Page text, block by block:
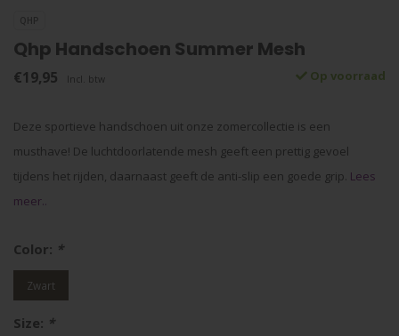
QHP
Qhp Handschoen Summer Mesh
€19,95 Incl. btw Op voorraad
Deze sportieve handschoen uit onze zomercollectie is een
musthave! De luchtdoorlatende mesh geeft een prettig gevoel
tijdens het rijden, daarnaast geeft de anti-slip een goede grip. Lees
meer..
Color: *
Zwart
Size: *